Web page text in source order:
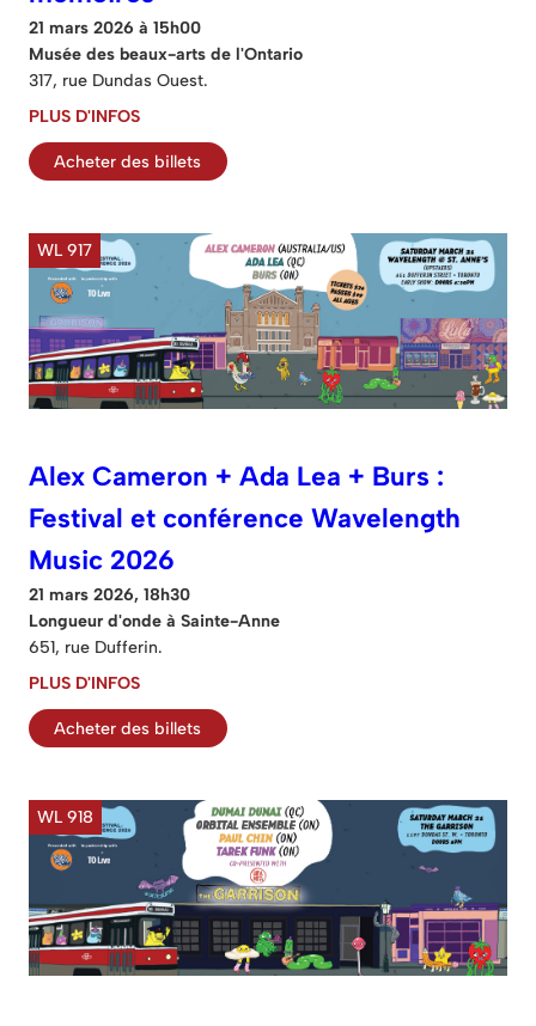
21 mars 2026 à 15h00
Musée des beaux-arts de l'Ontario
317, rue Dundas Ouest.
PLUS D'INFOS
Acheter des billets
WL 917
Alex Cameron + Ada Lea + Burs :
Festival et conférence Wavelength
Music 2026
21 mars 2026, 18h30
Longueur d'onde à Sainte-Anne
651, rue Dufferin.
PLUS D'INFOS
Acheter des billets
WL 918